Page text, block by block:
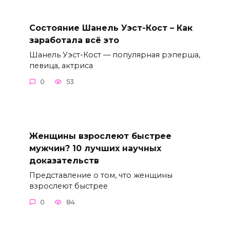
Состояние Шанель Уэст-Кост – Как
заработала всё это
Шанель Уэст-Кост — популярная рэперша,
певица, актриса
0 53
Женщины взрослеют быстрее
мужчин? 10 лучших научных
доказательств
Представление о том, что женщины
взрослеют быстрее
0 84